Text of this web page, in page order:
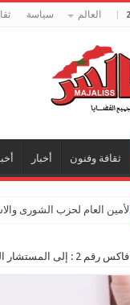
العالم سياسة
ثقافة وفنون أخبار
الأمين العام لحزب الشورى
فاكس رقم 2 : إلى المستشار المدلل ومن معه